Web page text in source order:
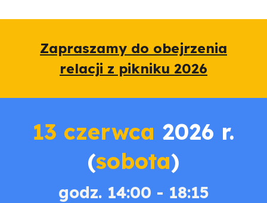
Zapraszamy do obejrzenia
relacji z pikniku 2026
13 czerwca 2026 r.
(sobota)
godz. 14:00 - 18:15